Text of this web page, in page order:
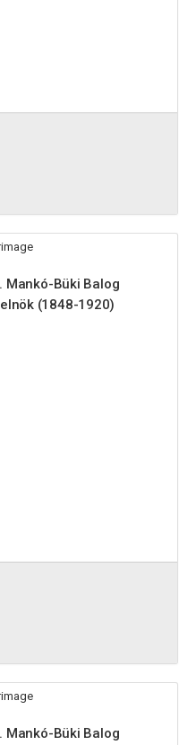
Mankó-Büki Balog
(1848-1920)
Mankó-Büki Balog